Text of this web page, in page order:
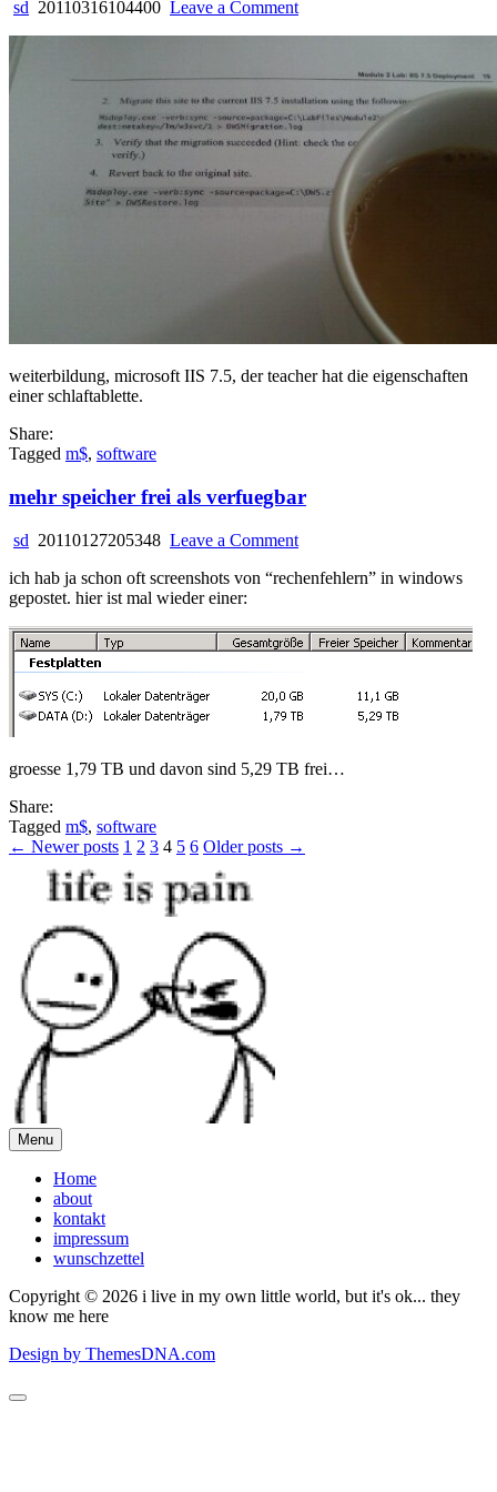
sd 20110316104400 Leave a Commenton
andere
weiterbildung, microsoft IIS 7.5, der teacher hat die eigenschaften
einer schlaftablette.
Share:
Tagged m$, software
mehr speicher frei als verfuegbar
sd 20110127205348 Leave a Commenton
speicher
verfuegbar
ich hab ja schon oft screenshots von “rechenfehlern” in windows
gepostet. hier ist mal wieder einer:
groesse 1,79 TB und davon sind 5,29 TB frei…
Share:
Tagged m$, software
Posts
pagination
← Newer posts 1 2 3 4 5 6 Older posts →
Menu
Home
about
kontakt
impressum
wunschzettel
Copyright © 2026 i live in my own little world, but it's ok... they
know me here
Design by ThemesDNA.com
Scroll